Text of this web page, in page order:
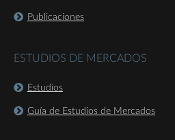
Publicaciones
ESTUDIOS DE MERCADOS
Estudios
Guía de Estudios de Mercados